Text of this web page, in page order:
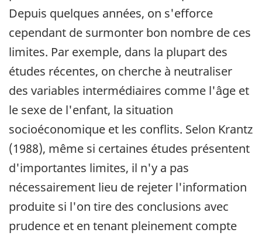
Depuis quelques années, on s'efforce
cependant de surmonter bon nombre de ces
limites. Par exemple, dans la plupart des
études récentes, on cherche à neutraliser
des variables intermédiaires comme l'âge et
le sexe de l'enfant, la situation
socioéconomique et les conflits. Selon Krantz
(1988), même si certaines études présentent
d'importantes limites, il n'y a pas
nécessairement lieu de rejeter l'information
produite si l'on tire des conclusions avec
prudence et en tenant pleinement compte